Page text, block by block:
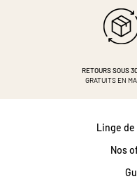
RETOURS SOUS
GRATUITS EN
Linge de
Nos